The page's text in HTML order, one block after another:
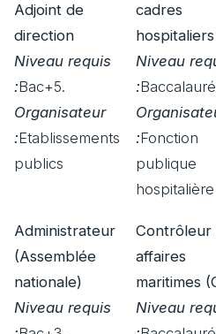
Adjoint de
direction
Niveau requis
:Bac+5.
Organisateur
:Etablissements
publics
cadres
hospitaliers
Niveau
:
:Fonction
publique
hospitalière
Administrateur
(Assemblée
nationale)
Niveau requis
Contrôleur
affaires
maritimes
Niveau